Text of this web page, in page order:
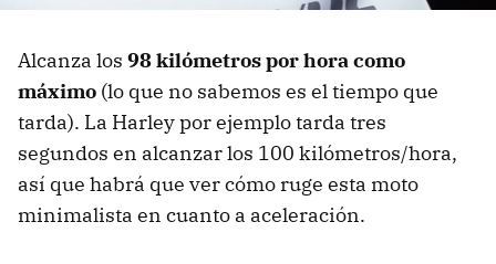
Alcanza los 98 kilómetros por hora como
máximo (lo que no sabemos es el tiempo que
tarda). La Harley por ejemplo tarda tres
segundos en alcanzar los 100 kilómetros/hora,
así que habrá que ver cómo ruge esta moto
minimalista en cuanto a aceleración.